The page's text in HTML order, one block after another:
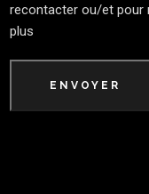
recontacter ou/et pour
plus
ENVOYER